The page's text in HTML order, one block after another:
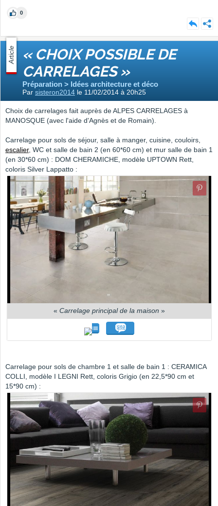
0
Article « CHOIX POSSIBLE DE
CARRELAGES »
Préparation > Idées architecture et déco
Par sisteron2014 le 11/02/2014 à 20h25
Choix de carrelages fait auprès de ALPES CARRELAGES à
MANOSQUE (avec l'aide d'Agnès et de Romain).
Carrelage pour sols de séjour, salle à manger, cuisine, couloirs,
escalier, WC et salle de bain 2 (en 60*60 cm) et mur salle de bain 1
(en 30*60 cm) : DOM CHERAMICHE, modèle UPTOWN Rett,
coloris Silver Lappatto :
« Carrelage principal de la maison »
Carrelage pour sols de chambre 1 et salle de bain 1 : CERAMICA
COLLI, modèle I LEGNI Rett, coloris Grigio (en 22,5*90 cm et
15*90 cm) :